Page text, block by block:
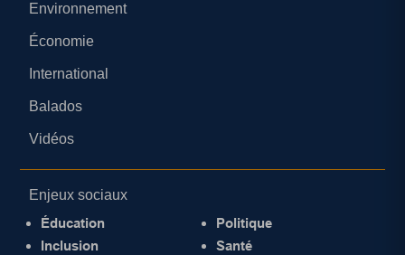
Environnement
Économie
International
Balados
Vidéos
Enjeux sociaux
Éducation
Inclusion
Politique
Santé